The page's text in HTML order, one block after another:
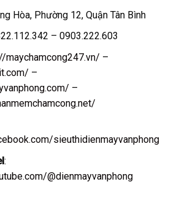
Hòa, Phường 12, Quận Tân Bình
– 0903.222.603
maychamcong247.vn/ –
–
–
sieuthidienmayvanphong
:
@dienmayvanphong